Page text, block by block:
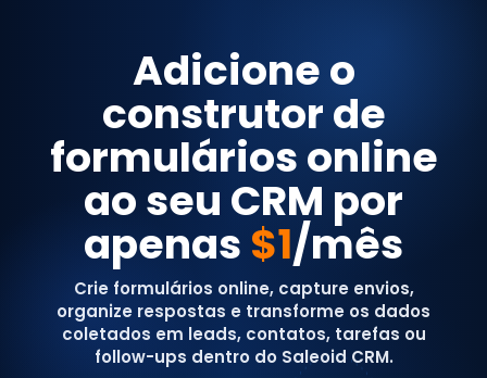
Adicione o
construtor de
formulários online
ao seu CRM por
apenas $1/mês
Crie formulários online, capture envios,
organize respostas e transforme os dados
coletados em leads, contatos, tarefas ou
follow-ups dentro do Saleoid CRM.